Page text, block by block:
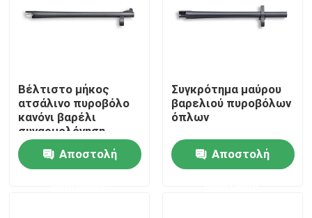
Σπίτι
Προϊόντα
Βέλτιστο μήκος
ατσάλινο πυροβόλο
κανόνι βαρέλι
συναρμολόγηση
425mm 16,73 "βαρύ
φορτίοΑποστολή
Συγκρότημα μαύρου
βαρελιού πυροβόλων
όπλων
Αποστολή